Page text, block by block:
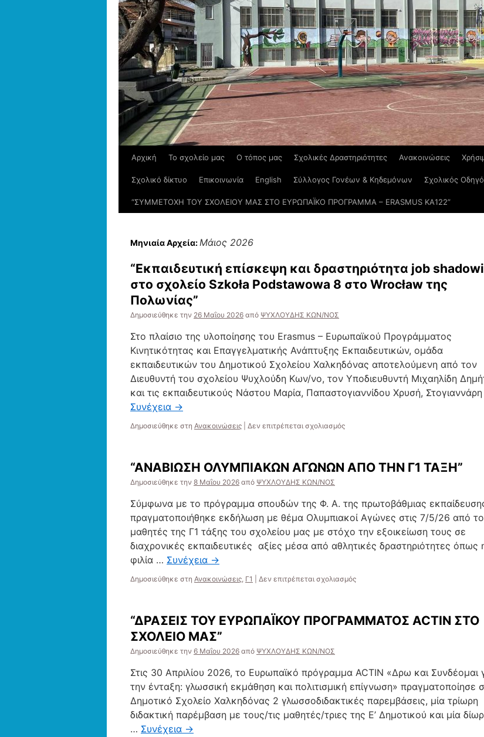
Αρχική Το σχολείο μας Ο τόπος μας Σχολικές Δραστηριότητες Ανακοινώσεις
Σχολικό δίκτυο Επικοινωνία English Σύλλογος Γονέων & Κηδεμόνων Σχολικός
“ΣΥΜΜΕΤΟΧΗ ΤΟΥ ΣΧΟΛΕΙΟΥ ΜΑΣ ΣΤΟ ΕΥΡΩΠΑΪΚΟ ΠΡΟΓΡΑΜΜΑ – ERASMUS KΑ122”
Μηνιαία Αρχεία:Μάιος 2026
“Εκπαιδευτική επίσκεψη και δραστηριότητα job
στο σχολείο Szkoła Podstawowa 8 στο Wrocław της
Πολωνίας”
Δημοσιεύθηκε την 26 Μαΐου 2026 από ΨΥΧΛΟΥΔΗΣ ΚΩΝ/ΝΟΣ
Στο πλαίσιο της υλοποίησης του Erasmus – Eυρωπαϊκού Προγράμματος
Κινητικότητας και Επαγγελματικής Ανάπτυξης Εκπαιδευτικών, ομάδα
εκπαιδευτικών του Δημοτικού Σχολείου Χαλκηδόνας αποτελούμενη από τον
Διευθυντή του σχολείου Ψυχλούδη Κων/νο, τον Υποδιευθυντή Μιχαηλίδη
και τις εκπαιδευτικούς Νάστου Μαρία, Παπαστογιαννίδου Χρυσή,
Συνέχεια →
Δημοσιεύθηκε στη Ανακοινώσεις Δεν επιτρέπεται σχολιασμόςστο
δραστηριότητα
σχολείο
Szkoła
Podstawowa
8
στο
Πολωνίας”
“ΑΝΑΒΙΩΣΗ ΟΛΥΜΠΙΑΚΩΝ ΑΓΩΝΩΝ ΑΠΟ ΤΗΝ Γ1 ΤΑΞΗ”
Δημοσιεύθηκε την 8 Μαΐου 2026 από ΨΥΧΛΟΥΔΗΣ ΚΩΝ/ΝΟΣ
Σύμφωνα με το πρόγραμμα σπουδών της Φ. Α. της πρωτοβάθμιας
πραγματοποιήθηκε εκδήλωση με θέμα Ολυμπιακοί Αγώνες στις 7/5/26 από
μαθητές της Γ1 τάξης του σχολείου μας με στόχο την εξοικείωση τους σε
διαχρονικές εκπαιδευτικές αξίες μέσα από αθλητικές δραστηριότητες όπως
φιλία … Συνέχεια →
Δημοσιεύθηκε στη Ανακοινώσεις, Γ1 Δεν επιτρέπεται σχολιασμόςστο
ΑΠΟ
“ΔΡΑΣΕΙΣ ΤΟΥ ΕΥΡΩΠΑΪΚΟΥ ΠΡΟΓΡΑΜΜΑΤΟΣ ACTIN ΣΤΟ
ΣΧΟΛΕΙΟ ΜΑΣ”
Δημοσιεύθηκε την 6 Μαΐου 2026 από ΨΥΧΛΟΥΔΗΣ ΚΩΝ/ΝΟΣ
Στις 30 Απριλίου 2026, το Ευρωπαϊκό πρόγραμμα ACTIN «Δρω και Συνδέομαι
την ένταξη: γλωσσική εκμάθηση και πολιτισμική επίγνωση» πραγματοποίησε
Δημοτικό Σχολείο Χαλκηδόνας 2 γλωσσοδιδακτικές παρεμβάσεις, μία τρίωρη
διδακτική παρέμβαση με τους/τις μαθητές/τριες της Ε’ Δημοτικού και μία
… Συνέχεια →